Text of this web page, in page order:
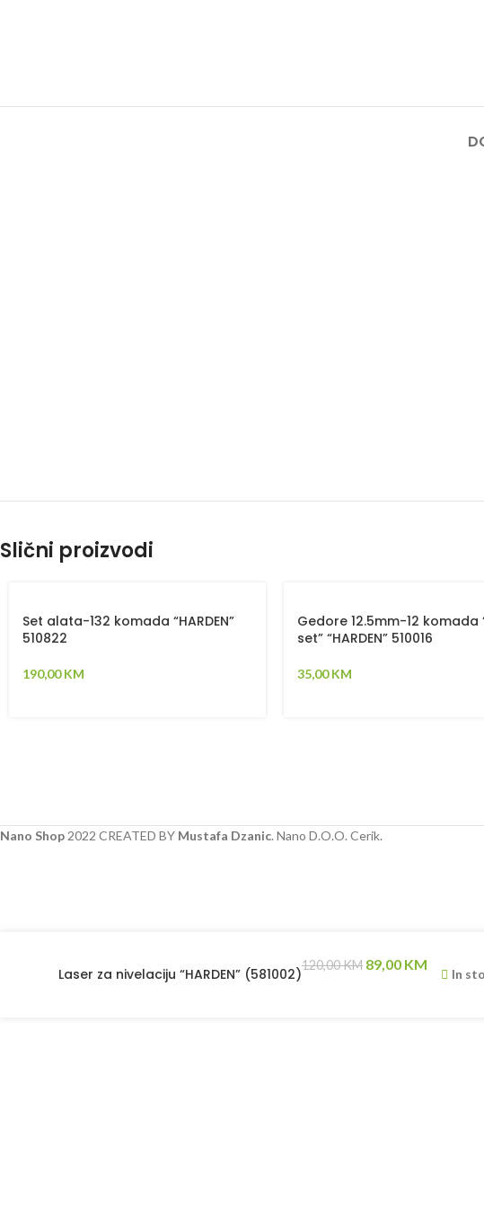
Slični proizvodi
Set alata-132 komada “HARDEN”
510822
190,00KM
Gedore 12.5mm-12 komada
set” “HARDEN” 510016
35,00KM
Nano Shop 2022 CREATED BY Mustafa Dzanic. Nano D.O.O. Cerik.
Laser za nivelaciju “HARDEN” (581002)
120,00KM 89,00 KM
In